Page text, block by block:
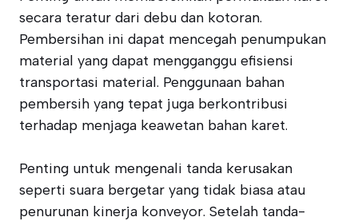
secara teratur dari debu dan kotoran.
Pembersihan ini dapat mencegah penumpukan
material yang dapat mengganggu efisiensi
transportasi material. Penggunaan bahan
pembersih yang tepat juga berkontribusi
terhadap menjaga keawetan bahan karet.
Penting untuk mengenali tanda kerusakan
seperti suara bergetar yang tidak biasa atau
penurunan kinerja konveyor. Setelah tanda-